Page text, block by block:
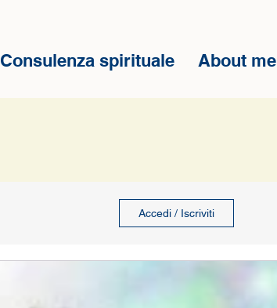
Consulenza spirituale About me
Accedi / Iscriviti